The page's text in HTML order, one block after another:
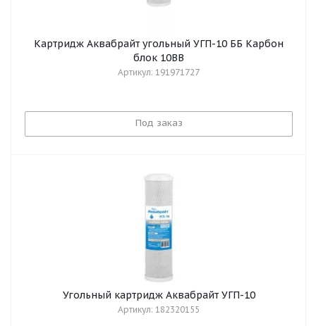
Картридж Аквабрайт угольный УГП-10 ББ Карбон
блок 10BB
Артикул: 191971727
Под заказ
Угольный картридж Аквабрайт УГП-10
Артикул: 182320155